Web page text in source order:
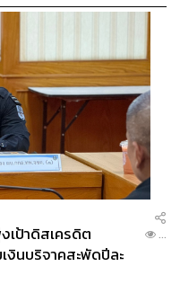
เป้าดิสเครดิต
งินบริจาคสะพัดปีละ
...